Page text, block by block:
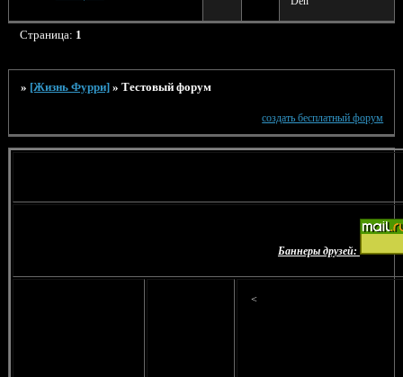
Страница: 1
» [Жизнь Фурри] » Тестовый форум
создать бесплатный форум
Баннеры друзей:
<